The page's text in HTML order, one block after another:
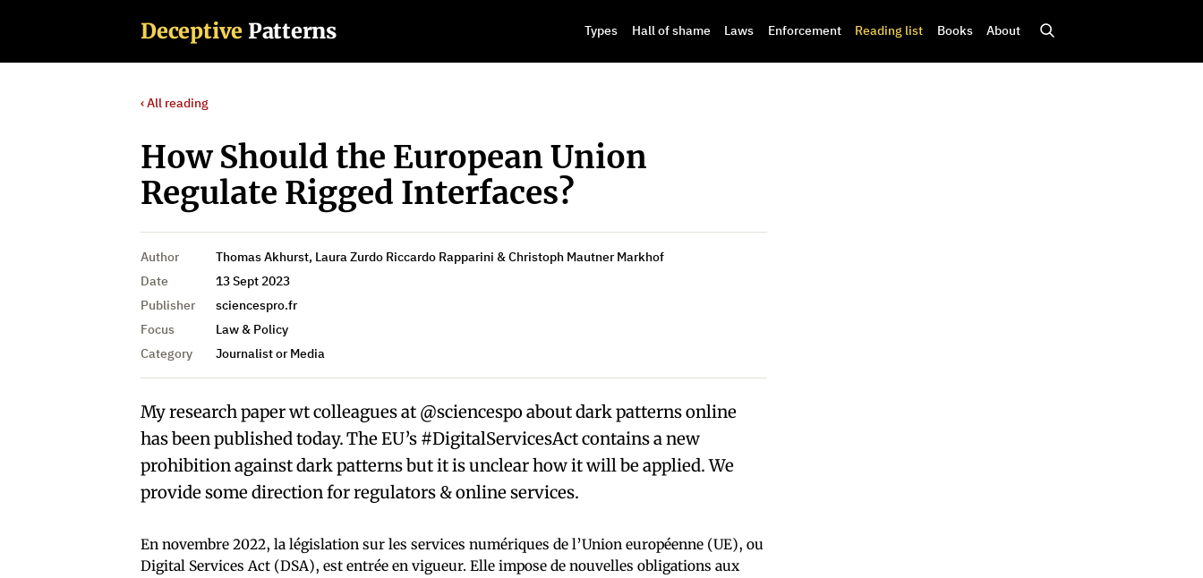
Deceptive Patterns Types Hall of shame Laws Enforcement Reading list Books About
‹ All reading
How Should the European Union
Regulate Rigged Interfaces?
Author
Thomas Akhurst, Laura Zurdo Riccardo Rapparini & Christoph Mautner Markhof
Date
13 Sept 2023
Publisher
sciencespro.fr
Focus
Law & Policy
Category
Journalist or Media
My research paper wt colleagues at @sciencespo about dark patterns online
has been published today. The EU’s #DigitalServicesAct contains a new
prohibition against dark patterns but it is unclear how it will be applied. We
provide some direction for regulators & online services.
En novembre 2022, la législation sur les services numériques de l’Union européenne (UE), ou
Digital Services Act (DSA), est entrée en vigueur. Elle impose de nouvelles obligations aux